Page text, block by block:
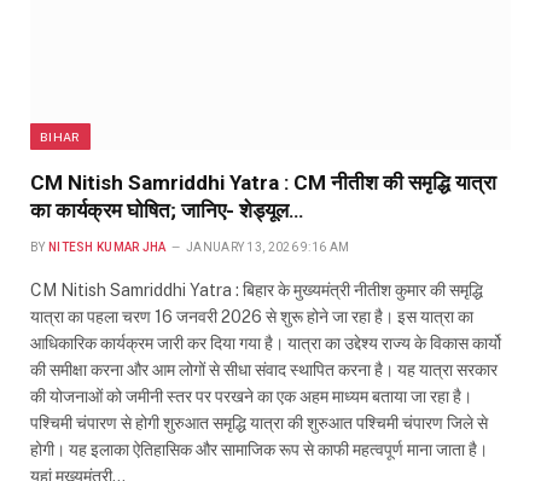
BIHAR
CM Nitish Samriddhi Yatra : CM नीतीश की समृद्धि यात्रा
का कार्यक्रम घोषित; जानिए- शेड्यूल…
BY NITESH KUMAR JHA JANUARY 13, 2026 9:16 AM
CM Nitish Samriddhi Yatra : बिहार के मुख्यमंत्री नीतीश कुमार की समृद्धि
यात्रा का पहला चरण 16 जनवरी 2026 से शुरू होने जा रहा है। इस यात्रा का
आधिकारिक कार्यक्रम जारी कर दिया गया है। यात्रा का उद्देश्य राज्य के विकास कार्यो
की समीक्षा करना और आम लोगों से सीधा संवाद स्थापित करना है। यह यात्रा सरकार
की योजनाओं को जमीनी स्तर पर परखने का एक अहम माध्यम बताया जा रहा है।
पश्चिमी चंपारण से होगी शुरुआत समृद्धि यात्रा की शुरुआत पश्चिमी चंपारण जिले से
होगी। यह इलाका ऐतिहासिक और सामाजिक रूप से काफी महत्वपूर्ण माना जाता है।
यहां मुख्यमंत्री…